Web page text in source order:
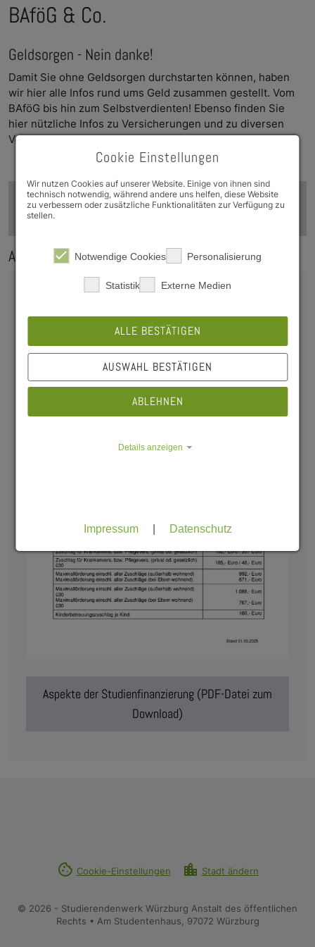
BAföG & Co.
Geldsorgen - Nein danke!
Damit Sie ohne Geld­sor­gen durch­starten können, haben
wir hier alle Infos rund ums Geld zusam­men gestellt. Vom
BAföG bis hin zum Selb­stver­di­en­ten! Ebenso finden Sie
hier nützliche Infos zu Ver­sicherun­gen und zu di­versen
Vergüns­ti­gun­gen.
Tipps und Infos zur Studienfinanzierung (PDF-
Aspekte der Studienfinanzierung
Aspekte der Studienfinanzierung (PDF-Datei zum
Download)
cookie Cookie-Einstellungen location_city Stadt ändern
© 2026 - Studierendenwerk Würzburg Anstalt des öffentlichen
Rechts • Am Studentenhaus, 97072 Würzburg
Cookie Einstellungen
Wir nutzen Cookies auf unserer Website. Einige von ihnen sind
technisch notwendig, während andere uns helfen, diese Website
zu verbessern oder zusätzliche Funktionalitäten zur Verfügung zu
stellen.
Notwendige Cookies Personalisierung
Statistik Externe Medien
ALLE BESTÄTIGEN
AUSWAHL BESTÄTIGEN
ABLEHNEN
Details anzeigen
Impressum Datenschutz